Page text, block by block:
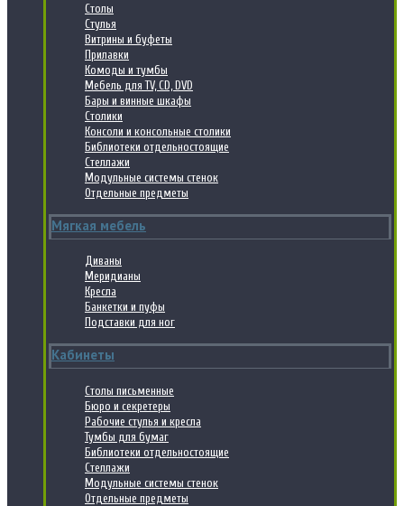
Столы
Стулья
Витрины и буфеты
Прилавки
Комоды и тумбы
Мебель для TV, CD, DVD
Бары и винные шкафы
Столики
Консоли и консольные столики
Библиотеки отдельностоящие
Стеллажи
Модульные системы стенок
Отдельные предметы
Мягкая мебель
Диваны
Меридианы
Кресла
Банкетки и пуфы
Подставки для ног
Кабинеты
Столы письменные
Бюро и секретеры
Рабочие стулья и кресла
Тумбы для бумаг
Библиотеки отдельностоящие
Стеллажи
Модульные системы стенок
Отдельные предметы